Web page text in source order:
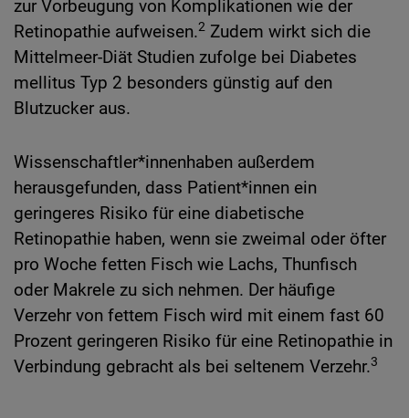
zur Vorbeugung von Komplikationen wie der
Retinopathie aufweisen.2 Zudem wirkt sich die
Mittelmeer-Diät Studien zufolge bei Diabetes
mellitus Typ 2 besonders günstig auf den
Blutzucker aus.
Wissenschaftler*innenhaben außerdem
herausgefunden, dass Patient*innen ein
geringeres Risiko für eine diabetische
Retinopathie haben, wenn sie zweimal oder öfter
pro Woche fetten Fisch wie Lachs, Thunfisch
oder Makrele zu sich nehmen. Der häufige
Verzehr von fettem Fisch wird mit einem fast 60
Prozent geringeren Risiko für eine Retinopathie in
Verbindung gebracht als bei seltenem Verzehr.3